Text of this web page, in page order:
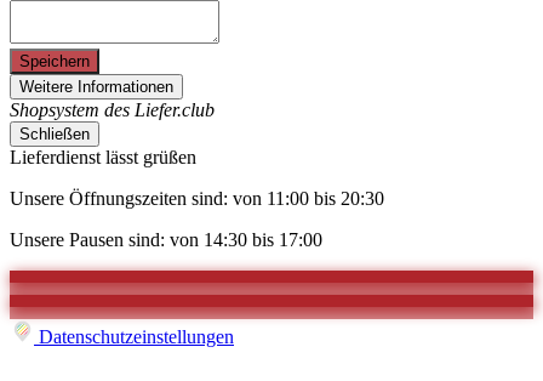
Speichern
Weitere Informationen
Shopsystem des Liefer.club
Schließen
Lieferdienst lässt grüßen
Unsere Öffnungszeiten sind: von 11:00 bis 20:30
Unsere Pausen sind: von 14:30 bis 17:00
Datenschutzeinstellungen